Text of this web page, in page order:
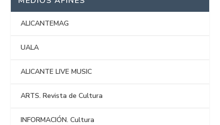
ALICANTEMAG
UALA
ALICANTE LIVE MUSIC
ARTS. Revista de Cultura
INFORMACIÓN. Cultura